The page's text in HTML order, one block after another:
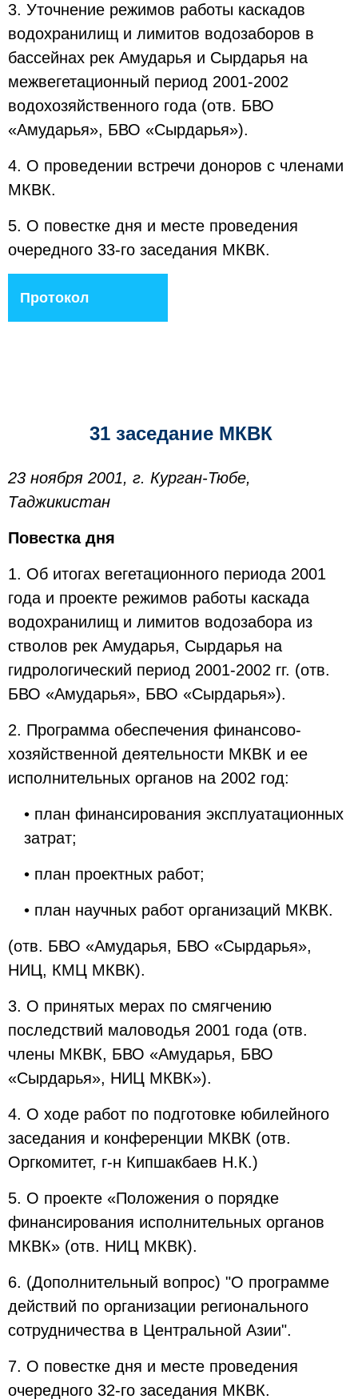
3. Уточнение режимов работы каскадов
водохранилищ и лимитов водозаборов в
бассейнах рек Амударья и Сырдарья на
межвегетационный период 2001-2002
водохозяйственного года (отв. БВО
«Амударья», БВО «Сырдарья»).
4. О проведении встречи доноров с членами
МКВК.
5. О повестке дня и месте проведения
очередного 33-го заседания МКВК.
Протокол
31 заседание МКВК
23 ноября 2001, г. Курган-Тюбе,
Таджикистан
Повестка дня
1. Об итогах вегетационного периода 2001
года и проекте режимов работы каскада
водохранилищ и лимитов водозабора из
стволов рек Амударья, Сырдарья на
гидрологический период 2001-2002 гг. (отв.
БВО «Амударья», БВО «Сырдарья»).
2. Программа обеспечения финансово-
хозяйственной деятельности МКВК и ее
исполнительных органов на 2002 год:
• план финансирования эксплуатационных
затрат;
• план проектных работ;
• план научных работ организаций МКВК.
(отв. БВО «Амударья, БВО «Сырдарья»,
НИЦ, КМЦ МКВК).
3. О принятых мерах по смягчению
последствий маловодья 2001 года (отв.
члены МКВК, БВО «Амударья, БВО
«Сырдарья», НИЦ МКВК»).
4. О ходе работ по подготовке юбилейного
заседания и конференции МКВК (отв.
Оргкомитет, г-н Кипшакбаев Н.К.)
5. О проекте «Положения о порядке
финансирования исполнительных органов
МКВК» (отв. НИЦ МКВК).
6. (Дополнительный вопрос) "О программе
действий по организации регионального
сотрудничества в Центральной Азии".
7. О повестке дня и месте проведения
очередного 32-го заседания МКВК.